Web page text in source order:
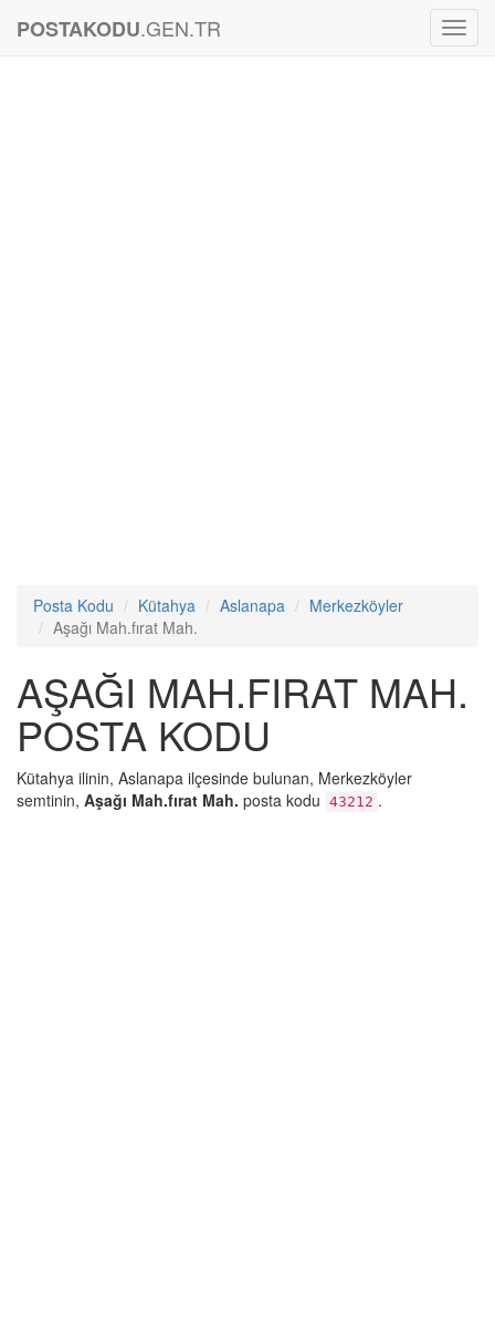
POSTAKODU.GEN.TR
Posta Kodu Kütahya Aslanapa
Merkezköyler
Aşağı Mah.fırat Mah.
AŞAĞI MAH.FIRAT MAH.
POSTA KODU
Kütahya ilinin, Aslanapa ilçesinde bulunan, Merkezköyler
semtinin, Aşağı Mah.fırat Mah. posta kodu 43212 .